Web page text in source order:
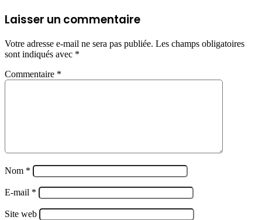
Laisser un commentaire
Votre adresse e-mail ne sera pas publiée. Les champs obligatoires
sont indiqués avec *
Commentaire *
Nom *
E-mail *
Site web